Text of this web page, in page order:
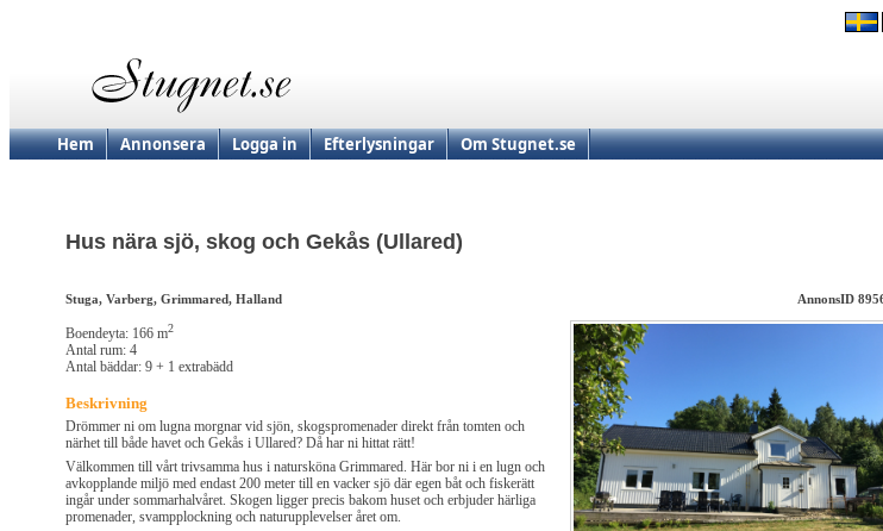
Hem Annonsera Logga in Efterlysningar Om Stugnet.se
Hus nära sjö, skog och Gekås (Ullared)
Stuga, Varberg, Grimmared, Halland AnnonsID
Boendeyta: 166 m2
Antal rum: 4
Antal bäddar: 9 + 1 extrabädd
Beskrivning
Drömmer ni om lugna morgnar vid sjön, skogspromenader direkt från tomten och
närhet till både havet och Gekås i Ullared? Då har ni hittat rätt!
Välkommen till vårt trivsamma hus i natursköna Grimmared. Här bor ni i en lugn och
avkopplande miljö med endast 200 meter till en vacker sjö där egen båt och fiskerätt
ingår under sommarhalvåret. Skogen ligger precis bakom huset och erbjuder härliga
promenader, svampplockning och naturupplevelser året om.